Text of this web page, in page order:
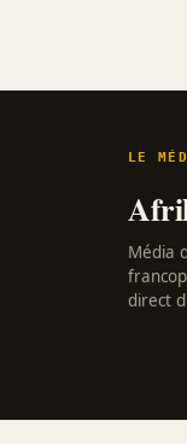
LE
Média
direct